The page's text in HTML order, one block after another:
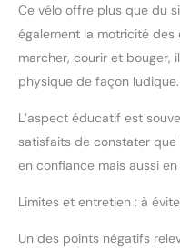
Ce vélo offre plus que du
également la motricité
marcher, courir et bouger,
physique de façon ludique.
L’aspect éducatif est
satisfaits de constater
en confiance mais aussi
Limites et entretien : à
Un des points négatifs